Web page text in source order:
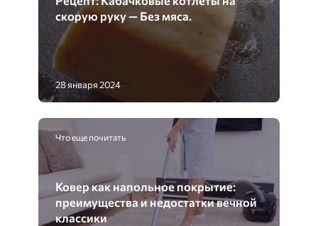
скорую руку — Без мяса.
28 января 2024
Что еще почитать
Ковер как напольное покрытие:
преимущества и недостатки вечной
классики